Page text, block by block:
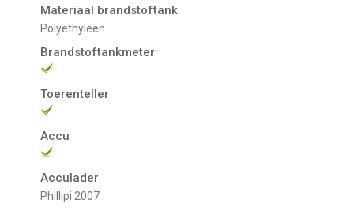
Materiaal brandstoftank
Polyethyleen
Brandstoftankmeter
Toerenteller
Accu
Acculader
Phillipi 2007